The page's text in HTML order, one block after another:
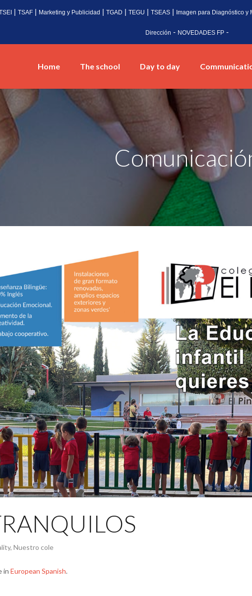
| TSAF | Marketing y Publicidad | TGAD | TEGU | TSEAS | Imagen para Diagnóstico y
Dirección - NOVEDADES FP -
Home The school Day to day
, Nuestro cole
in European Spanish.